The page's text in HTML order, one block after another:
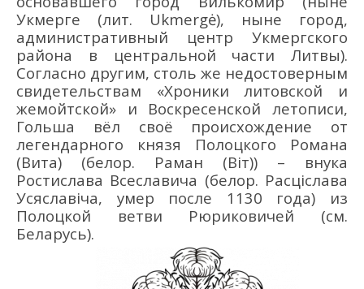
Укмерге (лит. Ukmergė), ныне город,
административный центр Укмергского
района в центральной части Литвы).
Cогласно другим, столь же недостоверным
свидетельствам «Хроники литовской и
жемойтской» и Воскресенской летописи,
Гольша вёл своё происхождение от
легендарного князя Полоцкого Романа
(Вита) (белор. Раман (Віт)) – внука
Ростислава Всеславича (белор. Расціслава
Усяславіча, умер после 1130 года) из
Полоцкой ветви Рюриковичей (см.
Беларусь).